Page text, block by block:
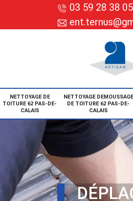
03 59 28 38 05
NETTOYAGE DE
TOITURE 62 PAS-DE-
CALAIS
NETTOYAGE DEMOUSSAGE
DE TOITURE 62 PAS-DE-
CALAIS